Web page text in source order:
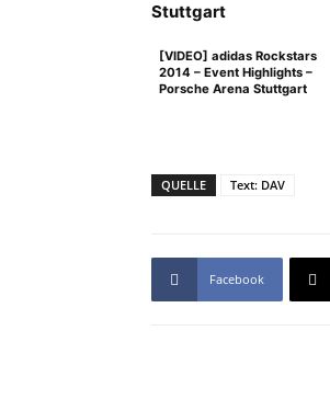
[VIDEO] adidas Rockstars
2014 – Event Highlights –
Porsche Arena Stuttgart
QUELLE Text: DAV
Facebook